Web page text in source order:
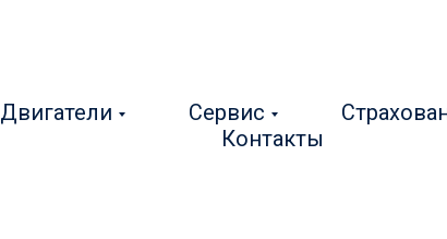
Двигатели Сервис
Контакты